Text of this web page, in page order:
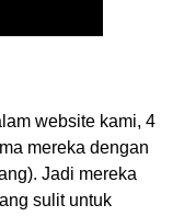
website kami, 4
mereka dengan
Jadi mereka
sulit untuk